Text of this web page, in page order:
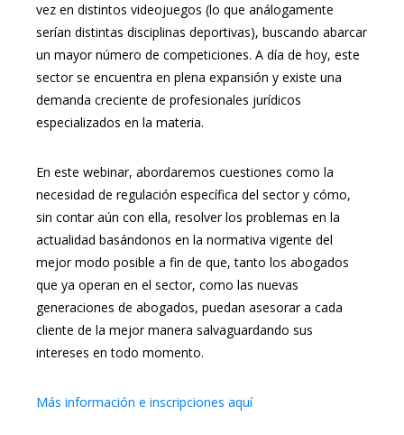
vez en distintos videojuegos (lo que análogamente
serían distintas disciplinas deportivas), buscando abarcar
un mayor número de competiciones. A día de hoy, este
sector se encuentra en plena expansión y existe una
demanda creciente de profesionales jurídicos
especializados en la materia.
En este webinar, abordaremos cuestiones como la
necesidad de regulación específica del sector y cómo,
sin contar aún con ella, resolver los problemas en la
actualidad basándonos en la normativa vigente del
mejor modo posible a fin de que, tanto los abogados
que ya operan en el sector, como las nuevas
generaciones de abogados, puedan asesorar a cada
cliente de la mejor manera salvaguardando sus
intereses en todo momento.
Más información e inscripciones aquí